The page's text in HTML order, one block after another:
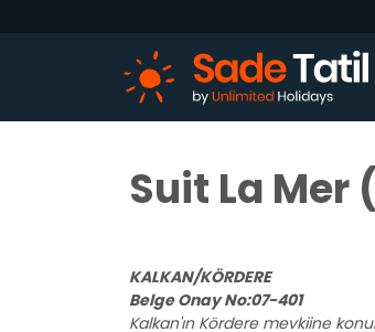
Suit La Mer
KALKAN/KÖRDERE
Belge Onay No:07-401
Kalkan'ın Kördere mevkiine